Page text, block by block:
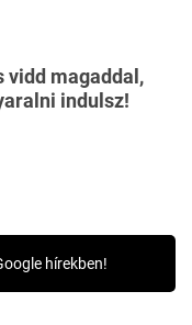
vidd magaddal,
indulsz!
hírekben!